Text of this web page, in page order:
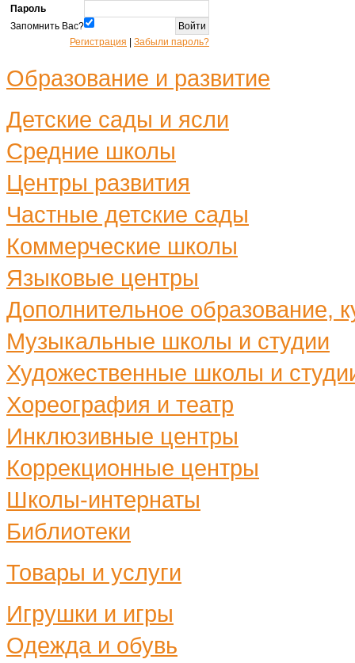
Пароль
Запомнить Вас?
Регистрация
Забыли пароль?
Образование и развитие
Детские сады и ясли
Средние школы
Центры развития
Частные детские сады
Коммерческие школы
Языковые центры
Дополнительное образование,
Музыкальные школы и студии
Художественные школы и
Хореография и театр
Инклюзивные центры
Коррекционные центры
Школы-интернаты
Библиотеки
Товары и услуги
Игрушки и игры
Одежда и обувь